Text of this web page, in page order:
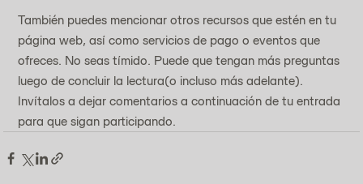
También puedes mencionar otros recursos que estén en tu
página web, así como servicios de pago o eventos que
ofreces. No seas tímido. Puede que tengan más preguntas
luego de concluir la lectura(o incluso más adelante).
Invítalos a dejar comentarios a continuación de tu entrada
para que sigan participando.